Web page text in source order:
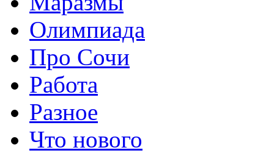
Олимпиада
Про Сочи
Работа
Разное
Что нового